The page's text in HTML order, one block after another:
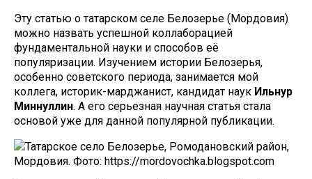
Эту статью о татарском селе Белозерье (Мордовия)
можно назвать успешной коллаборацией
фундаментальной науки и способов её
популяризации. Изучением истории Белозерья,
особенно советского периода, занимается мой
коллега, историк-марджанист, кандидат наук Ильнур
Миннуллин. А его серьезная научная статья стала
основой уже для данной популярной публикации.